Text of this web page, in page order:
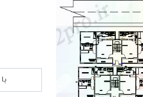
با یک